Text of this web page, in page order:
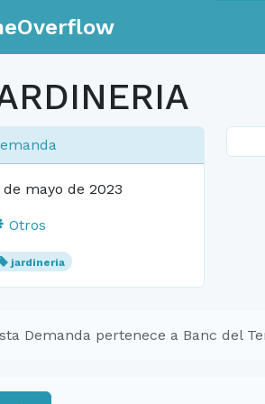
de mayo de 2023
Otros
jardineria
Demanda pertenece a Banc del